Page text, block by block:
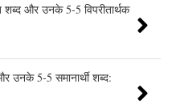
और उनके 5-5 विपरीतार्थक
उनके 5-5 समानार्थी शब्द: